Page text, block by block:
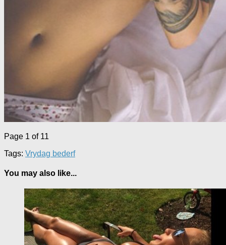
Page 1 of 11
Tags: Vrydag bederf
You may also like...